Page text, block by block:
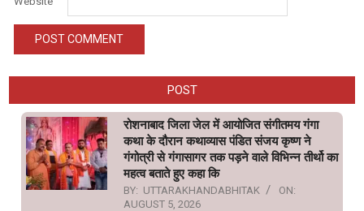
POST
रोशनाबाद जिला जेल में आयोजित संगीतमय गंगा
कथा के दौरान कथाव्यास पंडित संजय कृष्ण ने
गंगोत्री से गंगासागर तक पड़ने वाले विभिन्न तीर्थो का
महत्व बताते हुए कहा कि
BY: UTTARAKHANDABHITAK
ON:
AUGUST 5, 2026